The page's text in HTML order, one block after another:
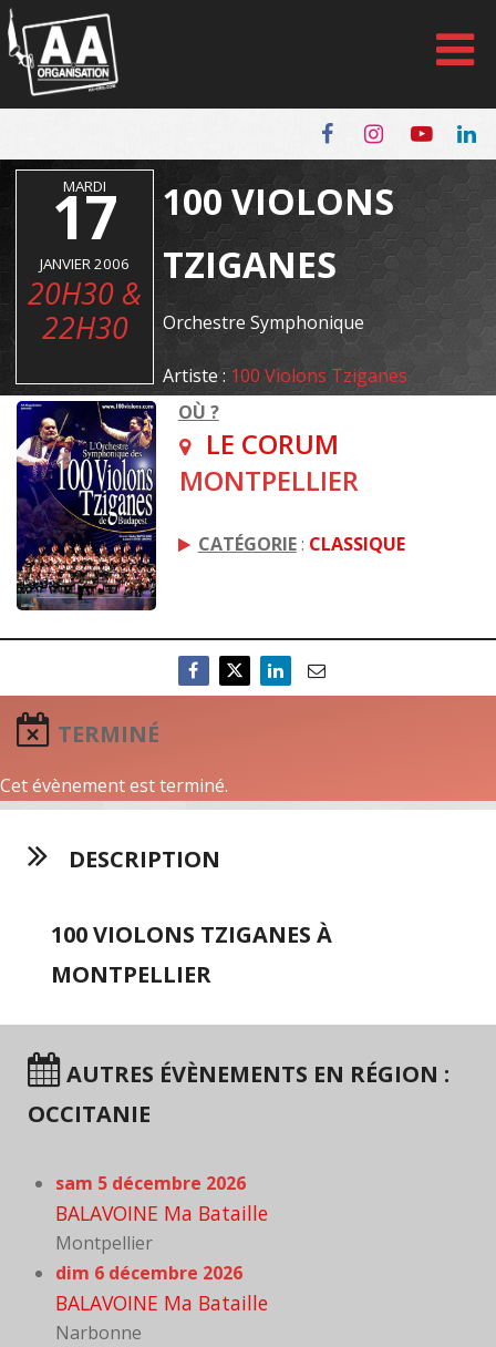
Panneau de gestion des cookies
MARDI
17
JANVIER 2006
20H30 &
22H30
100 VIOLONS
TZIGANES
Orchestre Symphonique
Artiste : 100 Violons Tziganes
OÙ ?
LE CORUM
MONTPELLIER
CATÉGORIE: CLASSIQUE
TERMINÉ
Cet évènement est terminé.
DESCRIPTION
100 VIOLONS TZIGANES À
MONTPELLIER
AUTRES ÉVÈNEMENTS EN RÉGION :
OCCITANIE
sam 5 décembre 2026
BALAVOINE Ma Bataille
Montpellier
dim 6 décembre 2026
BALAVOINE Ma Bataille
Narbonne